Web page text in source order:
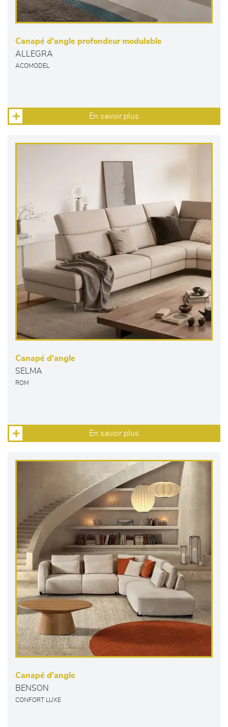
Canapé d'angle profondeur modulable
ALLEGRA
ACOMODEL
En savoir plus
Canapé d'angle
SELMA
ROM
En savoir plus
Canapé d'angle
BENSON
CONFORT LUXE